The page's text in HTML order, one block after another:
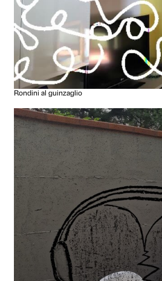
I grandi non piangono mai